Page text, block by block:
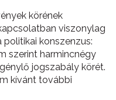
körének
viszonylag
konszenzus:
szerint harmincnégy
jogszabály körét.
kívánt további